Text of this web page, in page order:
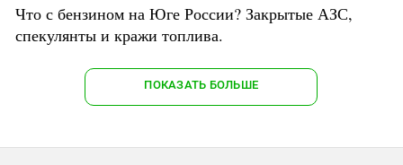
Что с бензином на Юге России? Закрытые АЗС,
спекулянты и кражи топлива.
ПОКАЗАТЬ БОЛЬШЕ